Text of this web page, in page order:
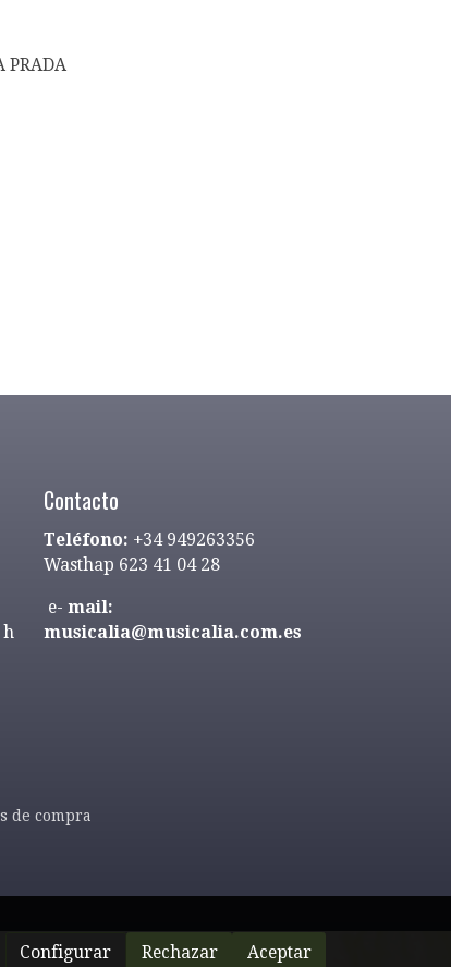
PRADA
h
Contacto
Teléfono: +34 949263356
Wasthap 623 41 04 28
e- mail:
musicalia@musicalia.com.es
de compra
Configurar Rechazar Aceptar